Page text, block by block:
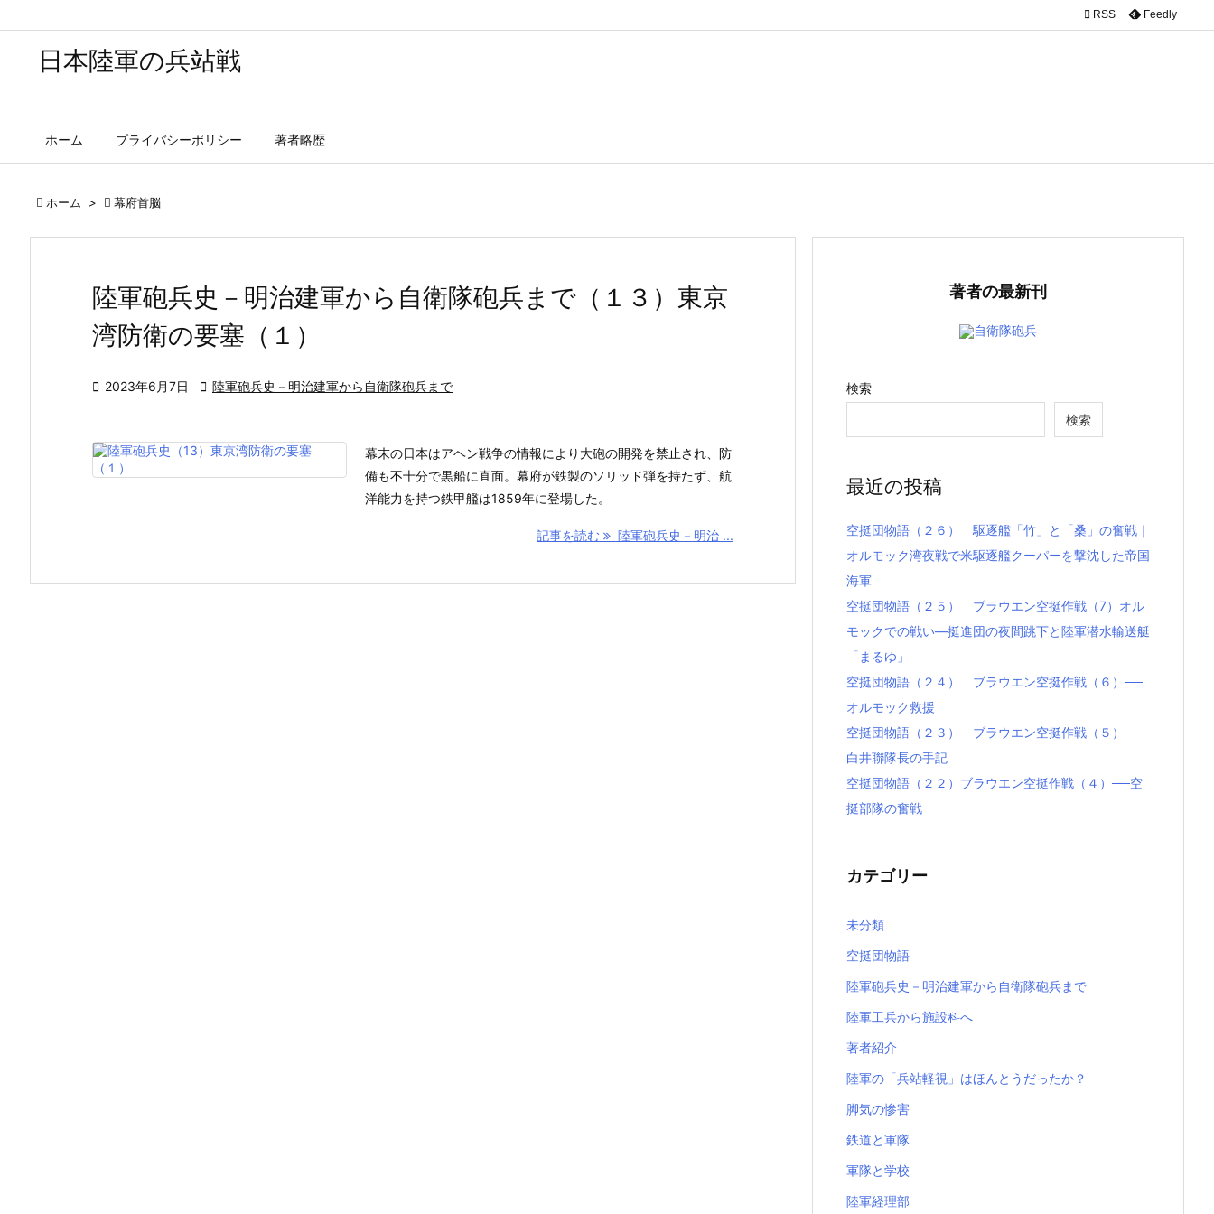
日本陸軍の兵站戦
ホーム プライバシーポリシー 著者略歴
 RSS Feedly
 ホーム >  幕府首脳
陸軍砲兵史－明治建軍から自衛隊砲兵まで（１３）東京
湾防衛の要塞（１）
 2023年6月7日  陸軍砲兵史－明治建軍から自衛隊砲兵まで
幕末の日本はアヘン戦争の情報により大砲の開発を禁止され、防
備も不十分で黒船に直面。幕府が鉄製のソリッド弾を持たず、航
洋能力を持つ鉄甲艦は1859年に登場した。
記事を読む 陸軍砲兵史－明治 ...
著者の最新刊
自衛隊砲兵
検索
検索
最近の投稿
空挺団物語（２６） 駆逐艦「竹」と「桑」の奮戦｜
オルモック湾夜戦で米駆逐艦クーパーを撃沈した帝国
海軍
空挺団物語（２５） ブラウエン空挺作戦（7）オル
モックでの戦い―挺進団の夜間跳下と陸軍潜水輸送艇
「まるゆ」
空挺団物語（２４） ブラウエン空挺作戦（６）──
オルモック救援
空挺団物語（２３） ブラウエン空挺作戦（５）──
白井聯隊長の手記
空挺団物語（２２）ブラウエン空挺作戦（４）──空
挺部隊の奮戦
カテゴリー
未分類
空挺団物語
陸軍砲兵史－明治建軍から自衛隊砲兵まで
陸軍工兵から施設科へ
著者紹介
陸軍の「兵站軽視」はほんとうだったか？
脚気の惨害
鉄道と軍隊
軍隊と学校
陸軍経理部